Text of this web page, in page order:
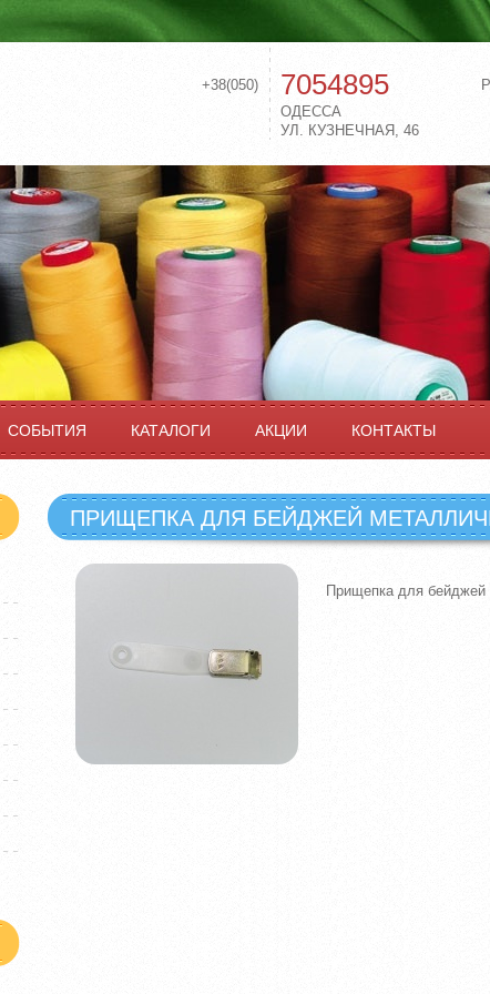
+38(050) 7054895
ОДЕССА
УЛ. КУЗНЕЧНАЯ, 46
СОБЫТИЯ КАТАЛОГИ АКЦИИ КОНТАКТЫ
ПРИЩЕПКА ДЛЯ БЕЙДЖЕЙ
Прищепка для бейджей